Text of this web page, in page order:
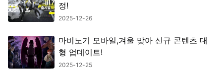
정!
2025-12-26
마비노기 모바일,겨울 맞아 신규 콘텐츠 대
형 업데이트!
2025-12-25